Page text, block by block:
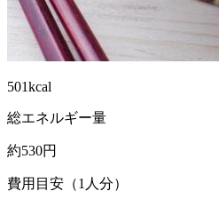
501kcal
総エネルギー量
約530円
費用目安（1人分）